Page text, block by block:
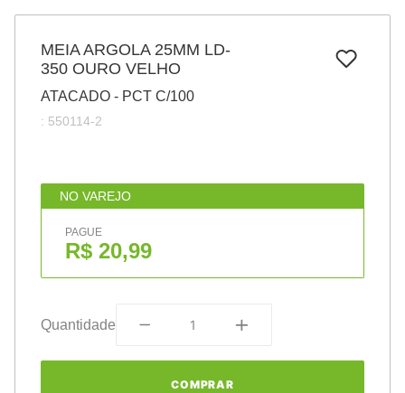
MEIA ARGOLA 25MM LD-
350 OURO VELHO
ATACADO - PCT C/100
: 550114-2
NO VAREJO
PAGUE
R$ 20,99
Quantidade
COMPRAR
6º pincel
papel